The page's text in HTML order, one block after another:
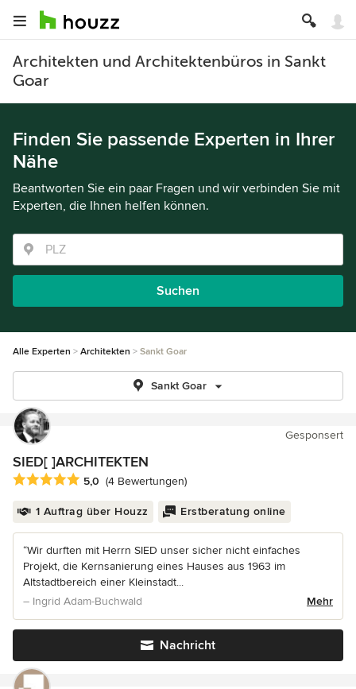
Architekten und Architektenbüros in Sankt
Goar
Finden Sie passende Experten in Ihrer
Nähe
Beantworten Sie ein paar Fragen und wir verbinden Sie mit
Experten, die Ihnen helfen können.
Suchen
Alle Experten Architekten Sankt Goar
Sankt Goar
Gesponsert
SIED[ ]ARCHITEKTEN
Durchschnittliche Bewertung: 5 von 5 Sternen
5,0 (4 Bewertungen)
1 Auftrag über Houzz Erstberatung online
“Wir durften mit Herrn SIED unser sicher nicht einfaches
Projekt, die Kernsanierung eines Hauses aus 1963 im
Altstadtbereich einer Kleinstadt...
– Ingrid Adam-Buchwald
Mehr
Nachricht